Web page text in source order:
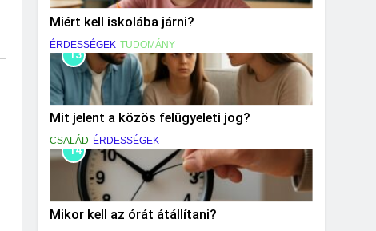
Miért kell iskolába járni?
ÉRDESSÉGEK TUDOMÁNY
13
Mit jelent a közös felügyeleti jog?
CSALÁD ÉRDESSÉGEK
14
Mikor kell az órát átállítani?